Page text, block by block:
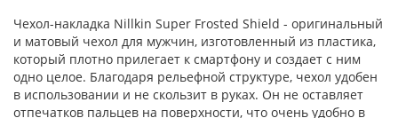
Чехол-накладка Nillkin Super Frosted Shield - оригинальный
и матовый чехол для мужчин, изготовленный из пластика,
который плотно прилегает к смартфону и создает с ним
одно целое. Благодаря рельефной структуре, чехол удобен
в использовании и не скользит в руках. Он не оставляет
отпечатков пальцев на поверхности, что очень удобно в